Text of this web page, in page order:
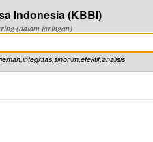
Indonesia (KBBI)
(dalam jaringan)